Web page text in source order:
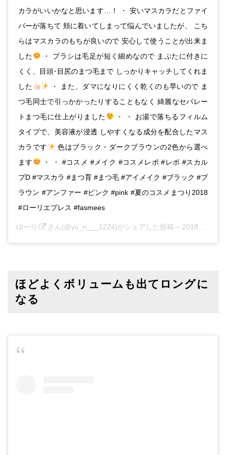
カラがいいかなと思います…！ ・ 安いマスカラだとファイ
バーが落ちて 頬に着いてしまって悩んでいましたが、 こち
らはマスカラのもちが良いので 安心して使うことが出来ま
した
・ ブラシは毛足が短く細めなので まぶたに付きに
くく、目頭･目尻のまつ毛まで しっかりキャッチしてくれま
した
・ また、ダマになりにくく乾くのも早いので ま
つ毛同士で引っかかったりすることもなく 綺麗なセパレー
トまつ毛に仕上がりました
・ ・ お湯で落ちるフィルム
タイプで、美容液が浸透 しやすくなる成分を配合したマス
カラです
色はブラック・ダークブラウンの2色から選べ
ます
・ ・ #コスメ #メイク #コスメレポ #レポ #スカル
プD #マスカラ #まつ育 #まつ毛 #アイメイク #ブラック #ブ
ラウン #アンファー #ピンク #pink #夏のコスメまつり2018
#ローリエプレス #fasmees
ゆーり さん(@yu_ri___1224)がシェアした投稿 – 2018年 8月月18日午後9時48分PDT
ほどよくボリュームも出てロングに
なる